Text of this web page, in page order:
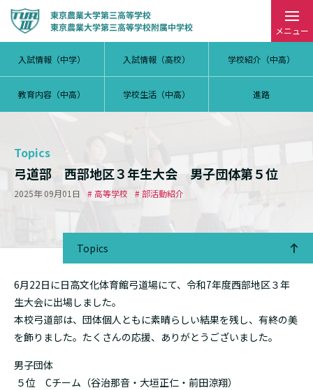
入試情報（中学） 入試情報（高校） 学校紹介（中高）
教育内容（中高） 学校生活（中高） 進路
メニュー
Topics
弓道部 西部地区３年生大会 男子団体第５位
2025年 09月01日 # 高等学校 # 部活動紹介
Topics
6月22日に日高文化体育館弓道場にて、令和7年度西部地区３年
生大会に出場しました。
本校弓道部は、団体個人ともに素晴らしい結果を残し、有終の美
を飾りました。たくさんの応援、ありがとうございました。
男子団体
５位 Cチーム（谷治那音・大垣正仁・前田涼翔）